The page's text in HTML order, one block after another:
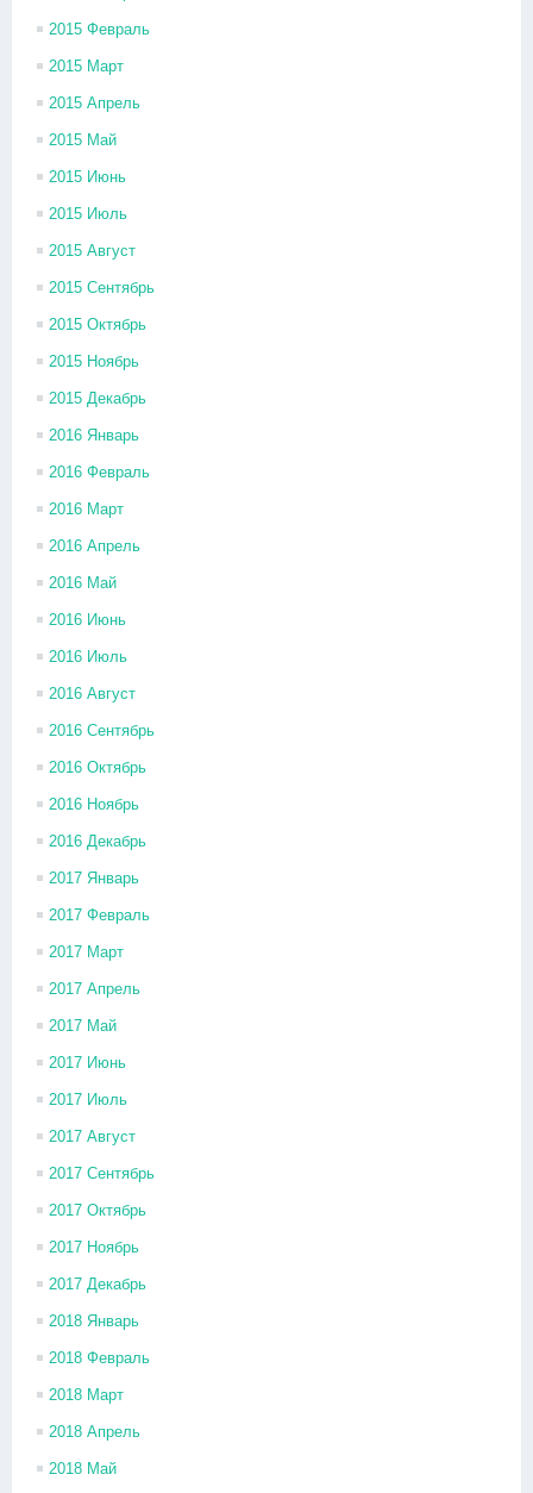
2015 Февраль
2015 Март
2015 Апрель
2015 Май
2015 Июнь
2015 Июль
2015 Август
2015 Сентябрь
2015 Октябрь
2015 Ноябрь
2015 Декабрь
2016 Январь
2016 Февраль
2016 Март
2016 Апрель
2016 Май
2016 Июнь
2016 Июль
2016 Август
2016 Сентябрь
2016 Октябрь
2016 Ноябрь
2016 Декабрь
2017 Январь
2017 Февраль
2017 Март
2017 Апрель
2017 Май
2017 Июнь
2017 Июль
2017 Август
2017 Сентябрь
2017 Октябрь
2017 Ноябрь
2017 Декабрь
2018 Январь
2018 Февраль
2018 Март
2018 Апрель
2018 Май